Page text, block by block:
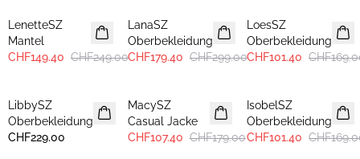
LenetteSZ
Mantel
CHF149.40 CHF249.00
LanaSZ
Oberbekleidung
CHF179.40 CHF299.00
LoesSZ
Oberbekleidung
CHF101.40
LibbySZ
Oberbekleidung
CHF229.00
MacySZ
Casual Jacke
CHF107.40 CHF179.00
IsobelSZ
Oberbekleidung
CHF101.40